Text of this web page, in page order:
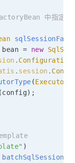
中指定
bean = new
. Configuration
. session .
(
(config) ;
)